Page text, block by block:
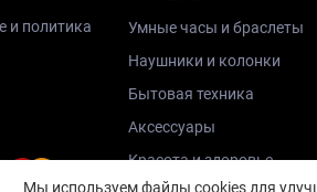
и политика
Умные часы и браслеты
Наушники и колонки
Бытовая техника
Аксессуары
Красота и здоровье
Мы используем файлы cookies для